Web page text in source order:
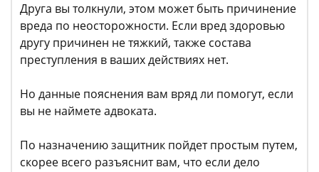
Друга вы толкнули, этом может быть причинение
вреда по неосторожности. Если вред здоровью
другу причинен не тяжкий, также состава
преступления в ваших действиях нет.
Но данные пояснения вам вряд ли помогут, если
вы не наймете адвоката.
По назначению защитник пойдет простым путем,
скорее всего разъяснит вам, что если дело